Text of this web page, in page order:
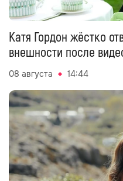
Катя Гордон жёстко
внешности после
08 августа 14:44